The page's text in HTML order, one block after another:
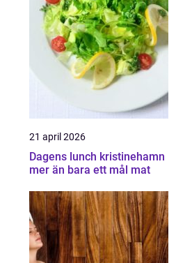
21 april 2026
Dagens lunch kristinehamn
mer än bara ett mål mat